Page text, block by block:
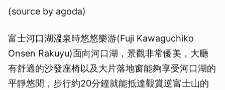
(source by agoda)
富士河口湖溫泉時悠悠樂游(Fuji Kawaguchiko
Onsen Rakuyu)面向河口湖，景觀非常優美，大廳
有舒適的沙發座椅以及大片落地窗能夠享受河口湖的
平靜悠閒，步行約20分鐘就能抵達觀賞逆富士山的